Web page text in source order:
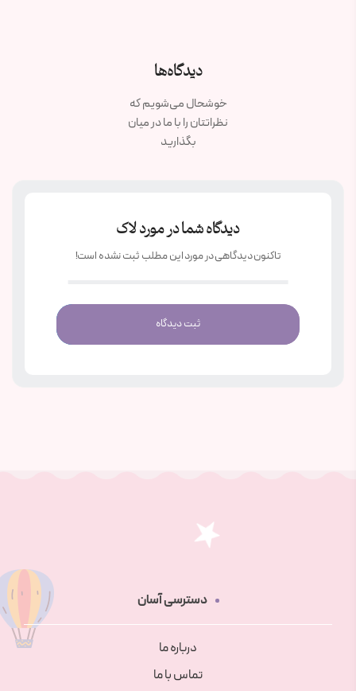
دیدگاه‌ها
خوشحال می‌شویم که
نظراتتان را با ما در میان
بگذارید
دیدگاه شما در مورد لاک
تاکنون دیدگاهی در مورد این مطلب ثبت نشده است!
ثبت دیدگاه
دسترسی آسان
درباره ما
تماس با ما